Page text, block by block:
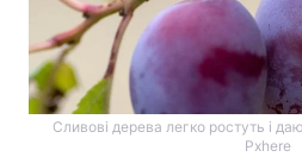
Сливові дерева легко ростуть і
Pxhere